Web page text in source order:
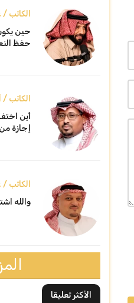
الكاتب
حين
حفظ
الكاتب /
أين
إجازة
الكاتب
والله
الأكثر تعليقا